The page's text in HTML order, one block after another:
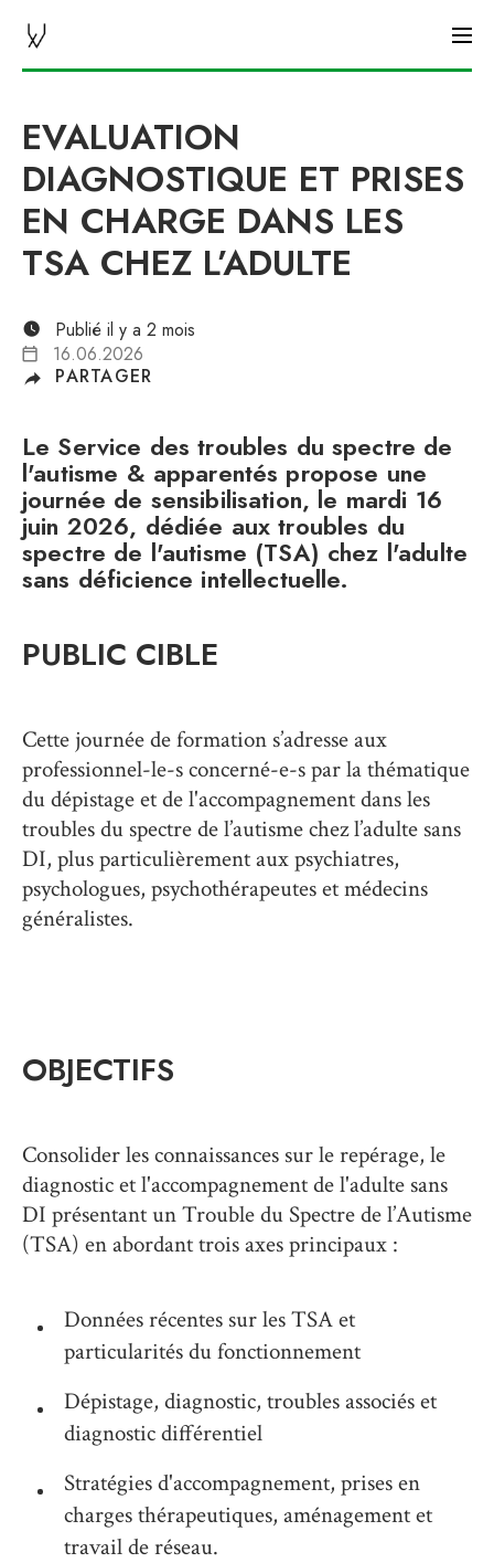
CHUV AGENDA
EVALUATION
DIAGNOSTIQUE ET PRISES
EN CHARGE DANS LES
TSA CHEZ L’ADULTE
Publié il y a 2 mois
16.06.2026
PARTAGER
Le Service des troubles du spectre de
l'autisme & apparentés propose une
journée de sensibilisation, le mardi 16
juin 2026, dédiée aux troubles du
spectre de l'autisme (TSA) chez l'adulte
sans déficience intellectuelle.
PUBLIC CIBLE
Cette journée de formation s’adresse aux
professionnel-le-s concerné-e-s par la thématique
du dépistage et de l'accompagnement dans les
troubles du spectre de l’autisme chez l’adulte sans
DI, plus particulièrement aux psychiatres,
psychologues, psychothérapeutes et médecins
généralistes.
OBJECTIFS
Consolider les connaissances sur le repérage, le
diagnostic et l'accompagnement de l'adulte sans
DI présentant un Trouble du Spectre de l’Autisme
(TSA) en abordant trois axes principaux :
Données récentes sur les TSA et
particularités du fonctionnement
Dépistage, diagnostic, troubles associés et
diagnostic différentiel
Stratégies d'accompagnement, prises en
charges thérapeutiques, aménagement et
travail de réseau.